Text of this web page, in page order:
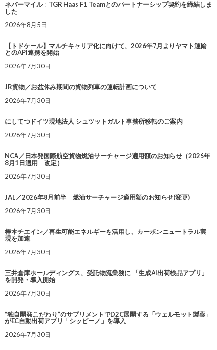
ネバーマイル：TGR Haas F1 Teamとのパートナーシップ契約を締結しま
した
2026年8月5日
【トドケール】マルチキャリア化に向けて、2026年7月よりヤマト運輸
とのAPI連携を開始
2026年7月30日
JR貨物／お盆休み期間の貨物列車の運転計画について
2026年7月30日
にしてつドイツ現地法人 シュツットガルト事務所移転のご案内
2026年7月30日
NCA／日本発国際航空貨物燃油サーチャージ適用額のお知らせ（2026年
8月1日適用 改定）
2026年7月30日
JAL／2026年8月前半 燃油サーチャージ適用額のお知らせ(変更)
2026年7月30日
椿本チエイン／再生可能エネルギーを活用し、カーボンニュートラル実
現を加速
2026年7月30日
三井倉庫ホールディングス、受託物流業務に 「生成AI出荷検品アプリ」
を開発・導入開始
2026年7月30日
“独自開発こだわり”のサプリメントでD2C展開する「ウェルモット製薬」
がEC自動出荷アプリ「シッピーノ」を導入
2026年7月30日